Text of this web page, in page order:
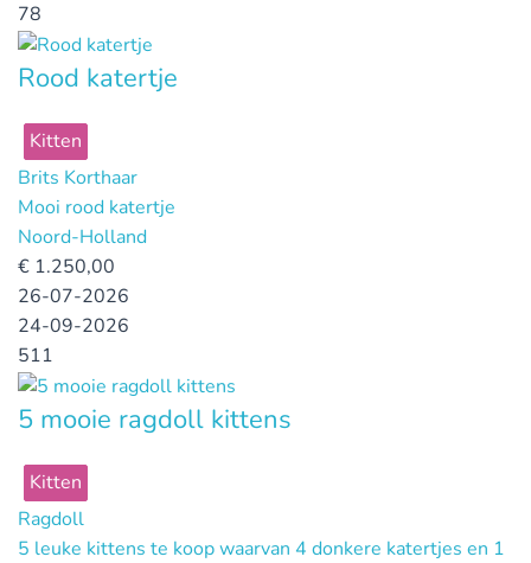
78
Rood katertje
Kitten
Brits Korthaar
Mooi rood katertje
Noord-Holland
€ 1.250,00
26-07-2026
24-09-2026
511
5 mooie ragdoll kittens
Kitten
Ragdoll
5 leuke kittens te koop waarvan 4 donkere katertjes en 1